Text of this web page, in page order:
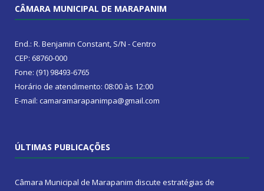
CÂMARA MUNICIPAL DE MARAPANIM
End.: R. Benjamin Constant, S/N - Centro
CEP: 68760-000
Fone: (91) 98493-6765
Horário de atendimento: 08:00 às 12:00
E-mail: camaramarapanimpa@gmail.com
ÚLTIMAS PUBLICAÇÕES
Câmara Municipal de Marapanim discute estratégias de